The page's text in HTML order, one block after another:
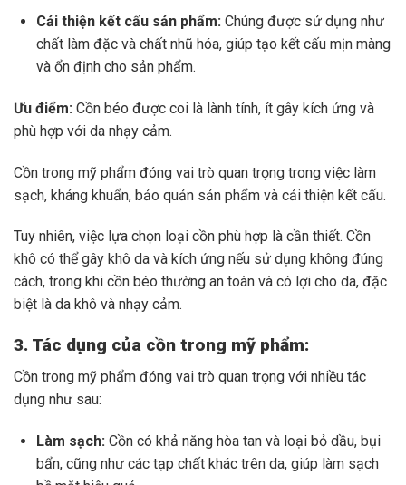
Cải thiện kết cấu sản phẩm: Chúng được sử dụng như
chất làm đặc và chất nhũ hóa, giúp tạo kết cấu mịn màng
và ổn định cho sản phẩm.
Ưu điểm: Cồn béo được coi là lành tính, ít gây kích ứng và
phù hợp với da nhạy cảm.
Cồn trong mỹ phẩm đóng vai trò quan trọng trong việc làm
sạch, kháng khuẩn, bảo quản sản phẩm và cải thiện kết cấu.
Tuy nhiên, việc lựa chọn loại cồn phù hợp là cần thiết. Cồn
khô có thể gây khô da và kích ứng nếu sử dụng không đúng
cách, trong khi cồn béo thường an toàn và có lợi cho da, đặc
biệt là da khô và nhạy cảm.
3. Tác dụng của cồn trong mỹ phẩm:
Cồn trong mỹ phẩm đóng vai trò quan trọng với nhiều tác
dụng như sau:
Làm sạch: Cồn có khả năng hòa tan và loại bỏ dầu, bụi
bẩn, cũng như các tạp chất khác trên da, giúp làm sạch